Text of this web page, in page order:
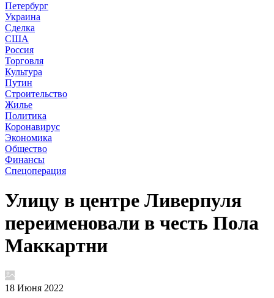
Петербург
Украина
Сделка
США
Россия
Торговля
Культура
Путин
Строительство
Жилье
Политика
Коронавирус
Экономика
Общество
Финансы
Спецоперация
Улицу в центре Ливерпуля
переименовали в честь Пола
Маккартни
18 Июня 2022